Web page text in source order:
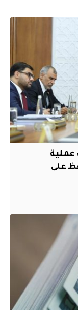
عملية
على